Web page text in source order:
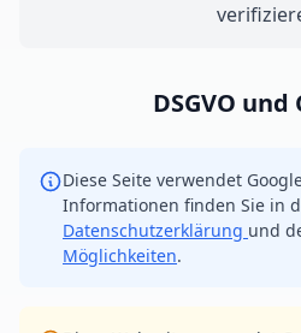
DSGVO und
Diese Seite verwendet
Informationen finden Sie in
Datenschutzerklärung und
Möglichkeiten.